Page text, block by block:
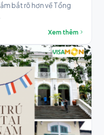
bắt rõ hơn về Tổng
Xem thêm